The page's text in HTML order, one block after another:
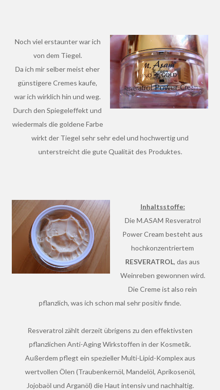
Noch viel erstaunter war ich
von dem Tiegel.
Da ich mir selber meist eher
günstigere Cremes kaufe,
war ich wirklich hin und weg.
Durch den Spiegeleffekt und
wiedermals die goldene Farbe
wirkt der Tiegel sehr sehr edel und hochwertig und
unterstreicht die gute Qualität des Produktes.
Inhaltsstoffe:
Die M.ASAM Resveratrol
Power Cream besteht aus
hochkonzentriertem
RESVERATROL, das aus
Weinreben gewonnen wird.
Die Creme ist also rein
pflanzlich, was ich schon mal sehr positiv finde.
Resveratrol zählt derzeit übrigens zu den effektivsten
pflanzlichen Anti-Aging Wirkstoffen in der Kosmetik.
Außerdem pflegt ein spezieller Multi-Lipid-Komplex aus
wertvollen Ölen (Traubenkernöl, Mandelöl, Aprikosenöl,
Jojobaöl und Arganöl) die Haut intensiv und nachhaltig.